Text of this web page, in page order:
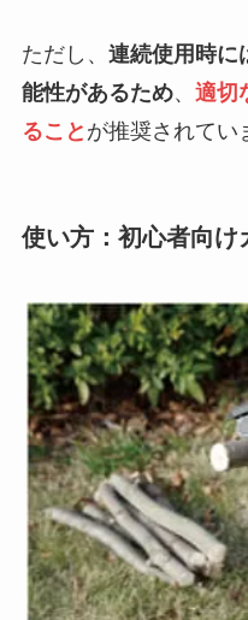
ただし、 連続使用時に
能性があるため、 適切
ること が推奨されてい
使い方：初心者向け